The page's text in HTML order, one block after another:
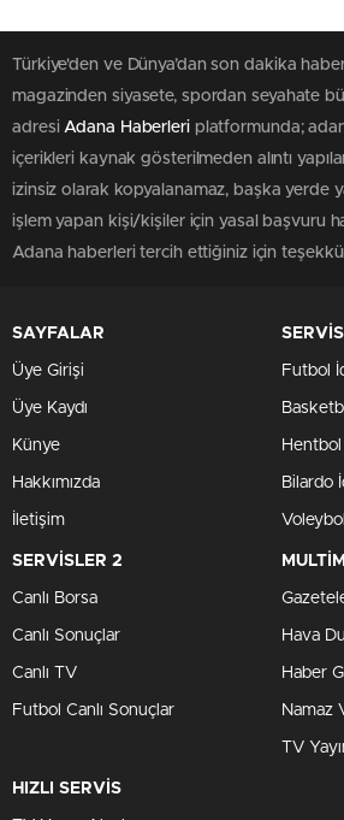
Türkiye'den ve Dünya’dan son dakika
magazinden siyasete, spordan seyahate
adresi Adana Haberleriplatformunda;
içerikleri kaynak gösterilmeden alıntı
izinsiz olarak kopyalanamaz, başka yerde
işlem yapan kişi/kişiler için yasal başvuru
Adana haberleri tercih ettiğiniz için
SAYFALAR
Üye Girişi
Üye Kaydı
Künye
Hakkımızda
İletişim
Futbol
Hentbol
Bilardo
SERVİSLER 2
Canlı Borsa
Canlı Sonuçlar
Canlı TV
Futbol Canlı Sonuçlar
Hava
Haber
Namaz
TV
HIZLI SERVİS